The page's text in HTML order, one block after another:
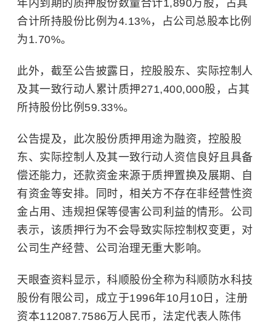
年内到期的质押股份数量合计1,890万股，占其
合计所持股份比例为4.13%，占公司总股本比例
为1.70%。
此外，截至公告披露日，控股股东、实际控制人
及其一致行动人累计质押271,400,000股，占其
所持股份比例59.33%。
公告提及，此次股份质押用途为融资，控股股
东、实际控制人及其一致行动人资信良好且具备
偿还能力，还款资金来源于质押置换及展期、自
有资金等安排。同时，相关方不存在非经营性资
金占用、违规担保等侵害公司利益的情形。公司
表示，该质押行为不会导致实际控制权变更，对
公司生产经营、公司治理无重大影响。
天眼查资料显示，科顺股份全称为科顺防水科技
股份有限公司，成立于1996年10月10日，注册
资本112087.7586万人民币，法定代表人陈伟